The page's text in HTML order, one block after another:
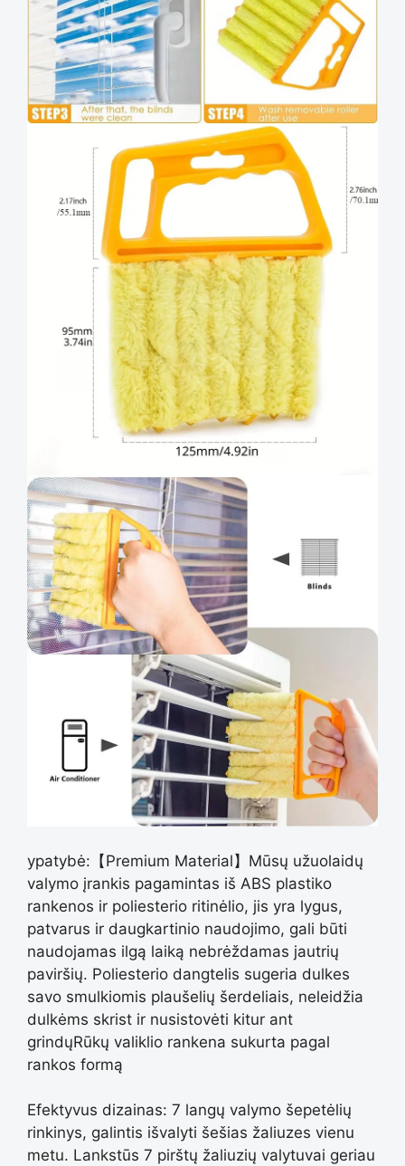
ypatybė:【Premium Material】Mūsų užuolaidų
valymo įrankis pagamintas iš ABS plastiko
rankenos ir poliesterio ritinėlio, jis yra lygus,
patvarus ir daugkartinio naudojimo, gali būti
naudojamas ilgą laiką nebrėždamas jautrių
paviršių. Poliesterio dangtelis sugeria dulkes
savo smulkiomis plaušelių šerdeliais, neleidžia
dulkėms skrist ir nusistovėti kitur ant
grindųRūkų valiklio rankena sukurta pagal
rankos formą
Efektyvus dizainas: 7 langų valymo šepetėlių
rinkinys, galintis išvalyti šešias žaliuzes vienu
metu. Lankstūs 7 pirštų žaliuzių valytuvai geriau